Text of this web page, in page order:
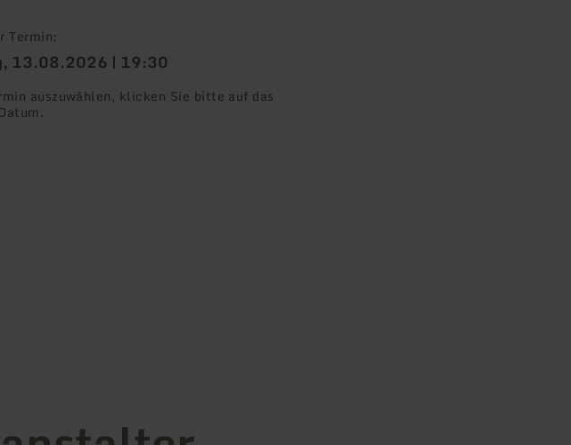
Termin:
13.08.2026 | 19:30
auszuwählen, klicken Sie bitte auf das